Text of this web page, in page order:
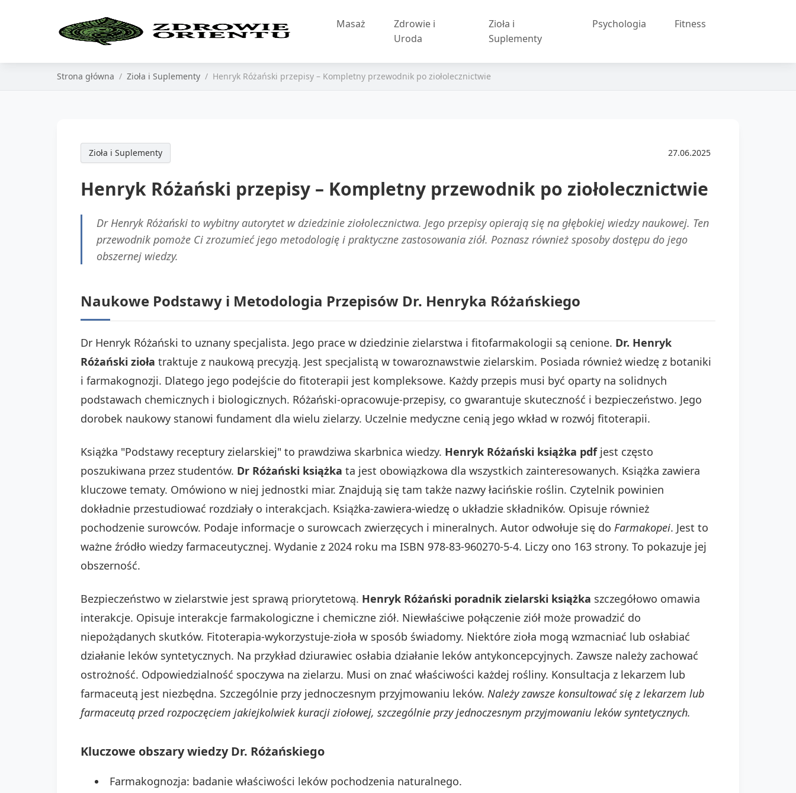
Masaż
Zdrowie i
Uroda
Zioła i
Suplementy
Psychologia Fitness
Strona główna Zioła i Suplementy Henryk Różański przepisy – Kompletny przewodnik po ziołolecznictwie
Zioła i Suplementy 27.06.2025
Henryk Różański przepisy – Kompletny przewodnik po ziołolecznictwie
Dr Henryk Różański to wybitny autorytet w dziedzinie ziołolecznictwa. Jego przepisy opierają się na głębokiej wiedzy naukowej. Ten
przewodnik pomoże Ci zrozumieć jego metodologię i praktyczne zastosowania ziół. Poznasz również sposoby dostępu do jego
obszernej wiedzy.
Naukowe Podstawy i Metodologia Przepisów Dr. Henryka Różańskiego
Dr Henryk Różański to uznany specjalista. Jego prace w dziedzinie zielarstwa i fitofarmakologii są cenione. Dr. Henryk
Różański zioła traktuje z naukową precyzją. Jest specjalistą w towaroznawstwie zielarskim. Posiada również wiedzę z botaniki
i farmakognozji. Dlatego jego podejście do fitoterapii jest kompleksowe. Każdy przepis musi być oparty na solidnych
podstawach chemicznych i biologicznych. Różański-opracowuje-przepisy, co gwarantuje skuteczność i bezpieczeństwo. Jego
dorobek naukowy stanowi fundament dla wielu zielarzy. Uczelnie medyczne cenią jego wkład w rozwój fitoterapii.
Książka "Podstawy receptury zielarskiej" to prawdziwa skarbnica wiedzy. Henryk Różański książka pdfjest często
poszukiwana przez studentów. Dr Różański książka ta jest obowiązkowa dla wszystkich zainteresowanych. Książka zawiera
kluczowe tematy. Omówiono w niej jednostki miar. Znajdują się tam także nazwy łacińskie roślin. Czytelnik powinien
dokładnie przestudiować rozdziały o interakcjach. Książka-zawiera-wiedzę o układzie składników. Opisuje również
pochodzenie surowców. Podaje informacje o surowcach zwierzęcych i mineralnych. Autor odwołuje się do Farmakopei. Jest to
ważne źródło wiedzy farmaceutycznej. Wydanie z 2024 roku ma ISBN 978-83-960270-5-4. Liczy ono 163 strony. To pokazuje jej
obszerność.
Bezpieczeństwo w zielarstwie jest sprawą priorytetową. Henryk Różański poradnik zielarski książka szczegółowo omawia
interakcje. Opisuje interakcje farmakologiczne i chemiczne ziół. Niewłaściwe połączenie ziół może prowadzić do
niepożądanych skutków. Fitoterapia-wykorzystuje-zioła w sposób świadomy. Niektóre zioła mogą wzmacniać lub osłabiać
działanie leków syntetycznych. Na przykład dziurawiec osłabia działanie leków antykoncepcyjnych. Zawsze należy zachować
ostrożność. Odpowiedzialność spoczywa na zielarzu. Musi on znać właściwości każdej rośliny. Konsultacja z lekarzem lub
farmaceutą jest niezbędna. Szczególnie przy jednoczesnym przyjmowaniu leków. Należy zawsze konsultować się z lekarzem lub
farmaceutą przed rozpoczęciem jakiejkolwiek kuracji ziołowej, szczególnie przy jednoczesnym przyjmowaniu leków syntetycznych.
Kluczowe obszary wiedzy Dr. Różańskiego
Farmakognozja: badanie właściwości leków pochodzenia naturalnego.